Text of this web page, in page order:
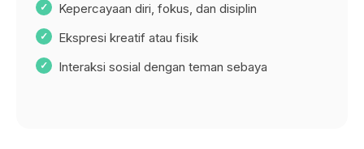
Kepercayaan diri, fokus, dan disiplin
Ekspresi kreatif atau fisik
Interaksi sosial dengan teman sebaya